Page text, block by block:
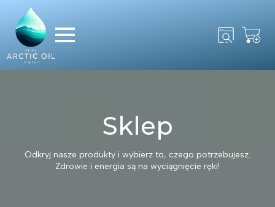
for:
Sklep
Odkryj nasze produkty i wybierz to, czego potrzebujesz.
Zdrowie i energia są na wyciągnięcie ręki!